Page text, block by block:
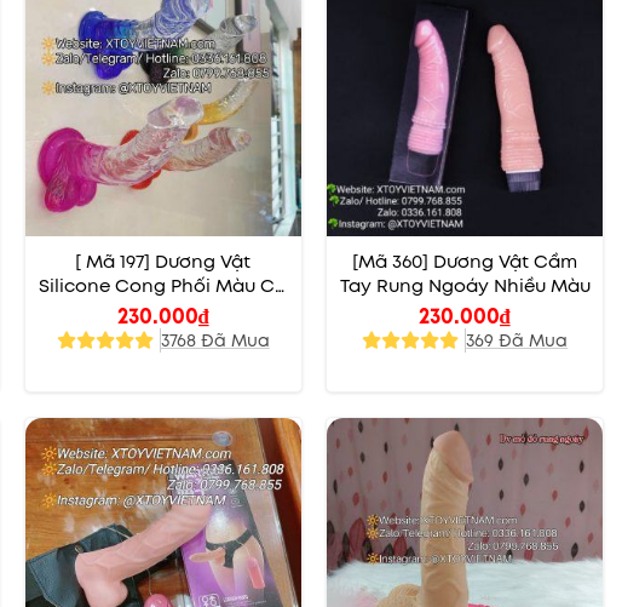
[ Mã 197] Dương Vật
Silicone Cong Phối Màu Có
Bìu
230.000₫
3768 Đã Mua
[Mã 360] Dương Vật Cầm
Tay Rung Ngoáy Nhiều Màu
230.000₫
369 Đã Mua